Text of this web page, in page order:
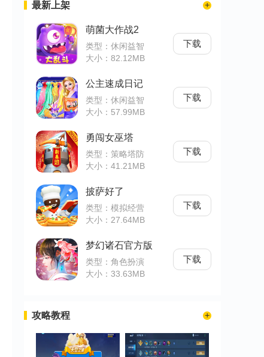
最新上架
萌菌大作战2
类型：休闲益智
大小：82.12MB
下载
公主速成日记
类型：休闲益智
大小：57.99MB
下载
勇闯女巫塔
类型：策略塔防
大小：41.21MB
下载
披萨好了
类型：模拟经营
大小：27.64MB
下载
梦幻诸石官方版
类型：角色扮演
大小：33.63MB
下载
攻略教程